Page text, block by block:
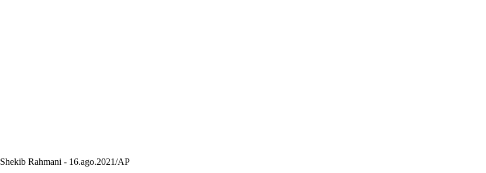
Shekib Rahmani - 16.ago.2021/AP